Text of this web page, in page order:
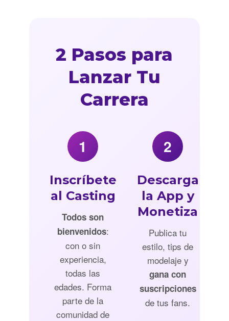
2 Pasos para
Lanzar Tu
Carrera
1
Inscríbete
al Casting
Todos son
bienvenidos:
con o sin
experiencia,
todas las
edades. Forma
parte de la
comunidad de
2
Descarga
la App y
Monetiza
Publica tu
estilo, tips de
modelaje y
gana con
suscripciones
de tus fans.